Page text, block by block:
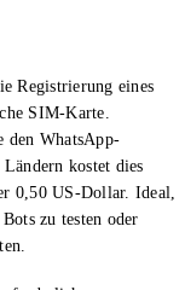
Registrierung eines
SIM-Karte.
den WhatsApp-
kostet dies
0,50 US-Dollar. Ideal,
zu testen oder